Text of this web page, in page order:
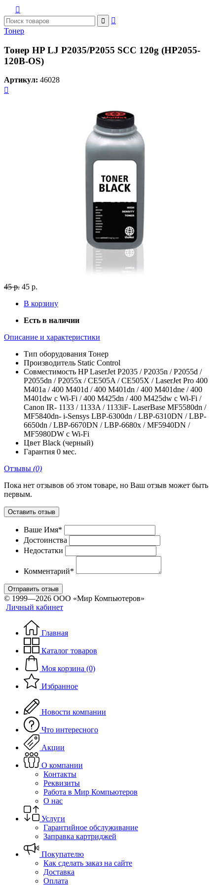



Тонер
Тонер HP LJ P2035/P2055 SCC 120g (HP2055-
120B-OS)
Артикул: 46028

45 р. 45 р.
В корзину
Есть в наличии
Описание и характеристики
Тип оборудования Тонер
Производитель Static Control
Совместимость HP LaserJet P2035 / P2035n / P2055d /
P2055dn / P2055x / CE505A / CE505X / LaserJet Pro 400
M401a / 400 M401d / 400 M401dn / 400 M401dne / 400
M401dw c Wi-Fi / 400 M425dn / 400 M425dw c Wi-Fi /
Canon IR- 1133 / 1133A / 1133iF- LaserBase MF5580dn /
MF5840dn- i-Sensys LBP-6300dn / LBP-6310DN / LBP-
6650dn / LBP-6670DN / LBP-6680x / MF5940DN /
MF5980DW c Wi-Fi
Цвет Black (черный)
Гарантия 0 мес.
Отзывы (0)
Пока нет отзывов об этом товаре, но Ваш отзыв может быть
первым.
Оставить отзыв
Ваше Имя*
Достоинства
Недостатки
Комментарий*
Отправить отзыв
© 1999—2026 ООО «Мир Компьютеров»
Личный кабинет
Главная
Каталог товаров
Моя корзина (0)
Избранное
Новости компании
Что интересного
Акции
О компании
Контакты
Реквизиты
Работа в Мир Компьютеров
О нас
Услуги
Гарантийное обслуживание
Заправка картриджей
Покупателю
Как сделать заказ на сайте
Доставка
Оплата